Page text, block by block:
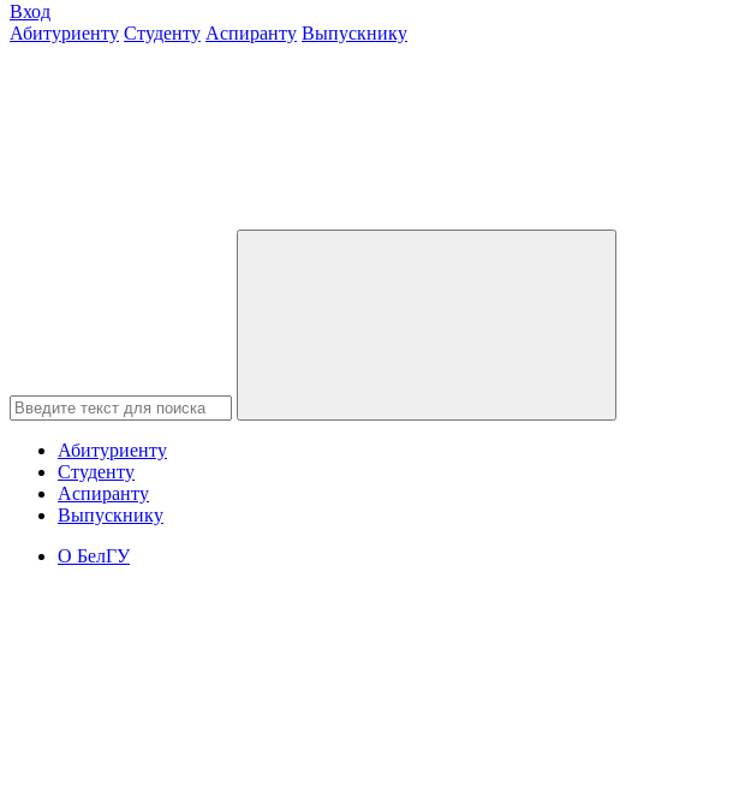
Вход
Абитуриенту Студенту Аспиранту Выпускнику
Абитуриенту
Студенту
Аспиранту
Выпускнику
О БелГУ